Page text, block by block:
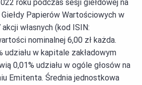
roku podczas sesji giełdowej na
Papierów Wartościowych w
własnych (kod ISIN:
nominalnej 6,00 zł każda.
udziału w kapitale zakładowym
0,01% udziału w ogóle głosów na
Emitenta. Średnia jednostkowa